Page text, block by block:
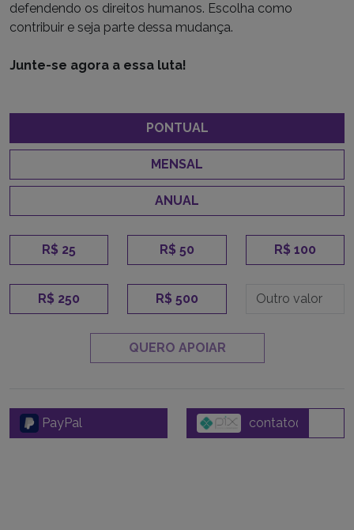
defendendo os direitos humanos. Escolha como
contribuir e seja parte dessa mudança.
Junte-se agora a essa luta!
PONTUAL
MENSAL
ANUAL
R$ 25 R$ 50 R$ 100
R$ 250 R$ 500
QUERO APOIAR
PayPal